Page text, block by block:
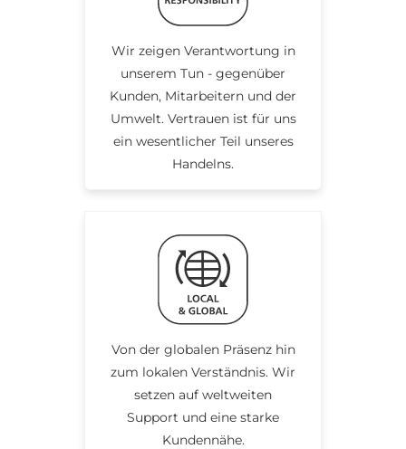
Wir zeigen Verantwortung in
unserem Tun - gegenüber
Kunden, Mitarbeitern und der
Umwelt. Vertrauen ist für uns
ein wesentlicher Teil unseres
Handelns.
Von der globalen Präsenz hin
zum lokalen Verständnis. Wir
setzen auf weltweiten
Support und eine starke
Kundennähe.